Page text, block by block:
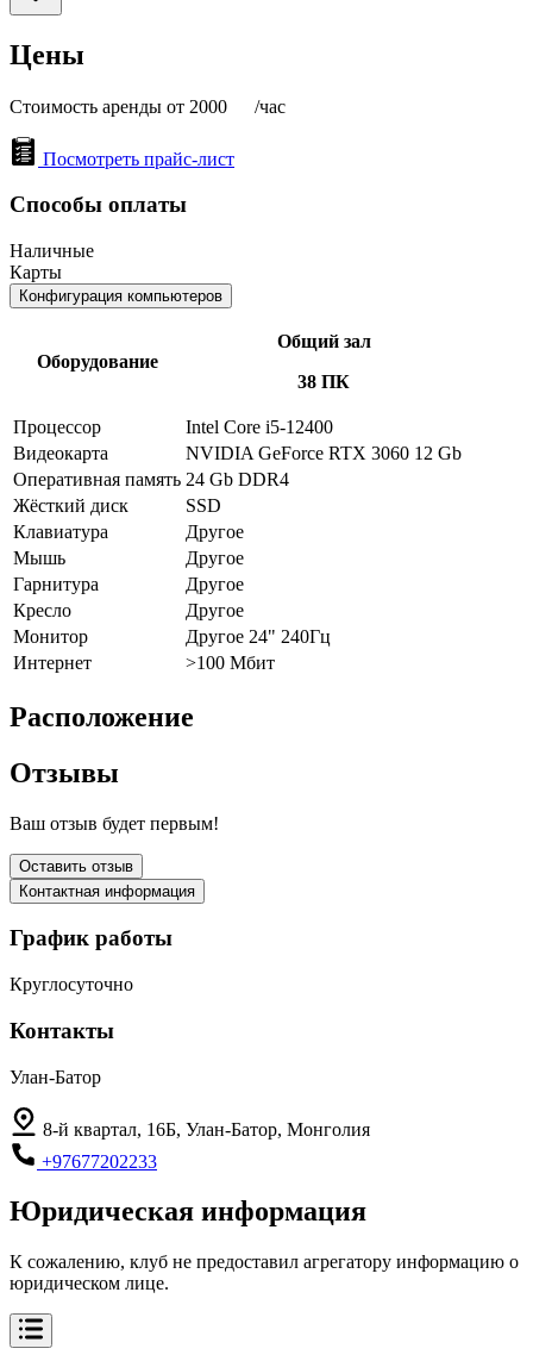
Цены
Стоимость аренды от 2000 /час
Посмотреть прайс-лист
Способы оплаты
Наличные
Карты
Конфигурация компьютеров
Оборудование
Общий зал
38 ПК
Процессор
Intel Core i5-12400
Видеокарта
NVIDIA GeForce RTX 3060 12 Gb
Оперативная память 24 Gb DDR4
Жёсткий диск
SSD
Клавиатура
Другое
Мышь
Другое
Гарнитура
Другое
Кресло
Другое
Монитор
Другое 24" 240Гц
Интернет
>100 Мбит
Расположение
Отзывы
Ваш отзыв будет первым!
Оставить отзыв
Контактная информация
График работы
Круглосуточно
Контакты
Улан-Батор
8-й квартал, 16Б, Улан-Батор, Монголия
+97677202233
Юридическая информация
К сожалению, клуб не предоставил агрегатору информацию о
юридическом лице.